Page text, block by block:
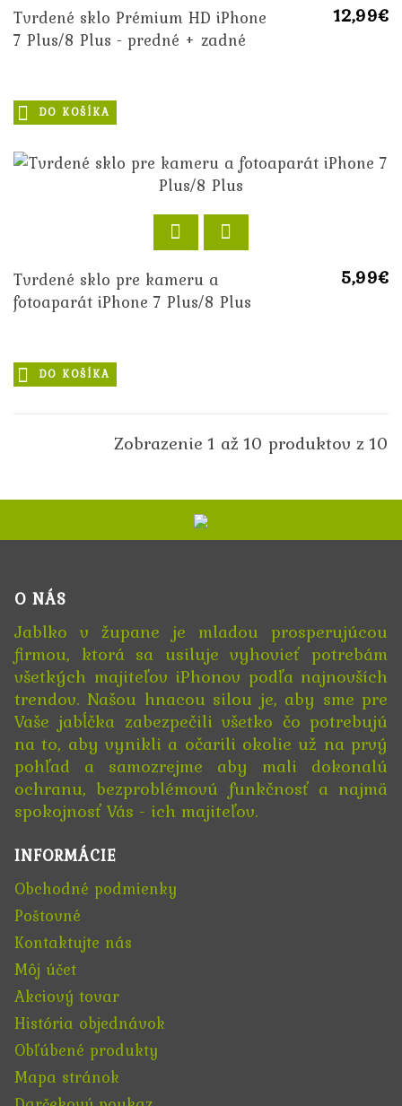
Tvrdené sklo Prémium HD iPhone
7 Plus/8 Plus - predné + zadné
12,99€
DO KOŠÍKA
Tvrdené sklo pre kameru a
fotoaparát iPhone 7 Plus/8 Plus
5,99€
DO KOŠÍKA
Zobrazenie 1 až 10 produktov z 10
O NÁS
Jablko v župane je mladou prosperujúcou
firmou, ktorá sa usiluje vyhovieť potrebám
všetkých majiteľov iPhonov podľa najnovších
trendov. Našou hnacou silou je, aby sme pre
Vaše jabĺčka zabezpečili všetko čo potrebujú
na to, aby vynikli a očarili okolie už na prvý
pohľad a samozrejme aby mali dokonalú
ochranu, bezproblémovú funkčnosť a najmä
spokojnosť Vás - ich majiteľov.
INFORMÁCIE
Obchodné podmienky
Poštovné
Kontaktujte nás
Môj účet
Akciový tovar
História objednávok
Obľúbené produkty
Mapa stránok